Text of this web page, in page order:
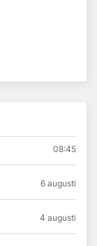
08:45
6 augusti
4 augusti